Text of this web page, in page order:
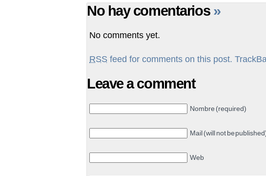
No hay comentarios »
No comments yet.
RSS feed for comments on this post.
Leave a comment
Nombre (required)
Mail (will not be
Web